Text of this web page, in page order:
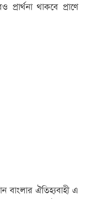
থাকবে প্রাণে
বাংলার ঐতিহ্যবাহী এ